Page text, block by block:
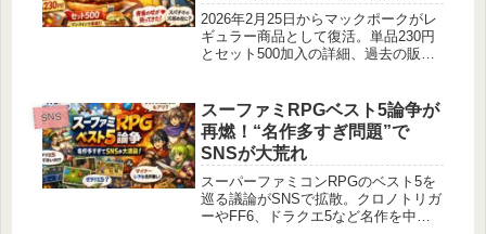
で“あの味”が日常に戻ってく
る-
2026年2月25日からマックポークがレ
ギュラー商品として復活。単品230円
とセット500加入の詳細、過去の販売
SNS
スーファミRPGベスト5論争が
再燃！“名作多すぎ問題”で
SNSが大荒れ
スーパーファミコンRPGのベスト5を
巡る議論がSNSで拡散。クロノトリガ
ーやFF6、ドラクエ5など名作を中心